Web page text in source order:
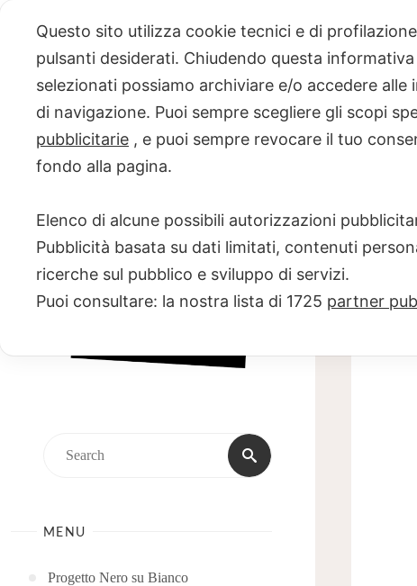
content
PROGETTO
NERO SU
BIANCO
Scuola di scrittura e creatività
Search
MENU
Progetto Nero su Bianco
Questo sito utilizza cookie tecnici e di
pulsanti desiderati. Chiudendo questa
selezionati possiamo archiviare e/o accedere
di navigazione. Puoi sempre scegliere gli scopi
pubblicitarie , e puoi sempre revocare il tuo
fondo alla pagina.
Elenco di alcune possibili autorizzazioni
Pubblicità basata su dati limitati, contenuti
ricerche sul pubblico e sviluppo di servizi.
Puoi consultare: la nostra lista di 1725 partner